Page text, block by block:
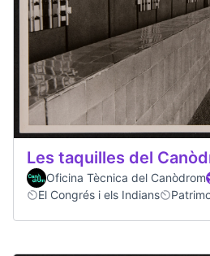
Les taquilles del
Oficina Tècnica del Canòdrom
El Congrés i els Indians